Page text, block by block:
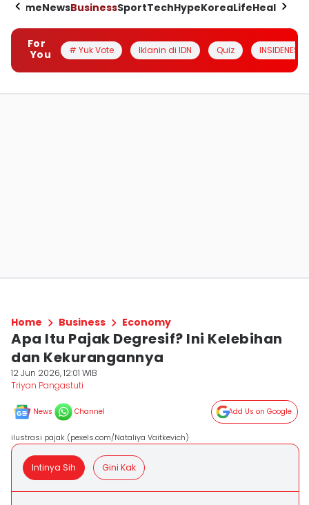
HomeNewsBusinessSportTechHypeKoreaLifeHealth
For
You
# Yuk Vote Iklanin di IDN Quiz INSIDENESIA
Home Business Economy
Apa Itu Pajak Degresif? Ini Kelebihan
dan Kekurangannya
12 Jun 2026, 12:01 WIB
Triyan Pangastuti
News Channel Add Us on Google
ilustrasi pajak (pexels.com/Nataliya Vaitkevich)
Intinya Sih Gini Kak